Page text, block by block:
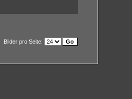
Bilder pro Seite: